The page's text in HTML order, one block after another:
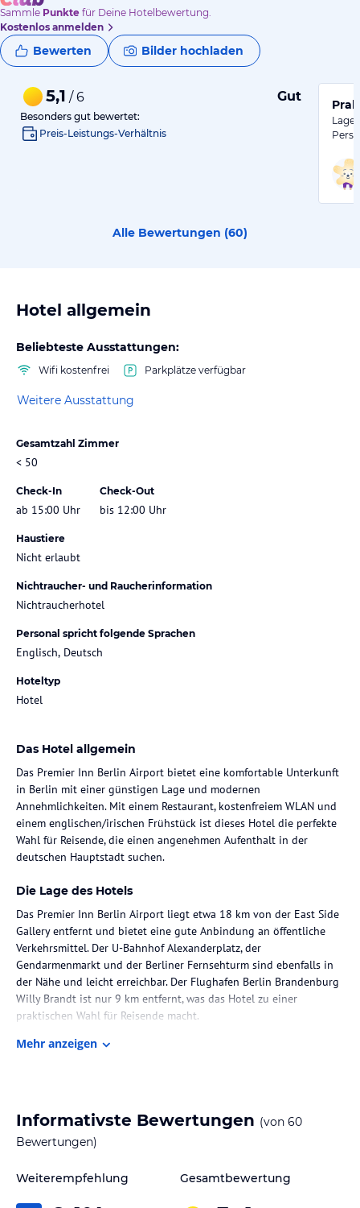
Sammle Punkte für Deine Hotelbewertung.
Kostenlos anmelden
Bewerten Bilder hochladen
5,1 / 6 Gut
Besonders gut bewertet:
Preis-Leistungs-Verhältnis
Alle Bewertungen (60)
Hotel allgemein
Beliebteste Ausstattungen:
Wifi kostenfrei Parkplätze verfügbar
Weitere Ausstattung
Gesamtzahl Zimmer
< 50
Check-In
ab 15:00 Uhr
Check-Out
bis 12:00 Uhr
Haustiere
Nicht erlaubt
Nichtraucher- und Raucherinformation
Nichtraucherhotel
Personal spricht folgende Sprachen
Englisch, Deutsch
Hoteltyp
Hotel
Das Hotel allgemein
Das Premier Inn Berlin Airport bietet eine komfortable Unterkunft
in Berlin mit einer günstigen Lage und modernen
Annehmlichkeiten. Mit einem Restaurant, kostenfreiem WLAN und
einem englischen/irischen Frühstück ist dieses Hotel die perfekte
Wahl für Reisende, die einen angenehmen Aufenthalt in der
deutschen Hauptstadt suchen.
Die Lage des Hotels
Das Premier Inn Berlin Airport liegt etwa 18 km von der East Side
Gallery entfernt und bietet eine gute Anbindung an öffentliche
Verkehrsmittel. Der U-Bahnhof Alexanderplatz, der
Gendarmenmarkt und der Berliner Fernsehturm sind ebenfalls in
der Nähe und leicht erreichbar. Der Flughafen Berlin Brandenburg
Willy Brandt ist nur 9 km entfernt, was das Hotel zu einer
praktischen Wahl für Reisende macht.
Zimmer / Unterbringung im Hotel
Handtücher sind vorhanden. Klimaanlage sorgt für angenehme
Temperaturen und ein Kleiderschrank bietet ausreichend
Mehr anzeigen
Informativste Bewertungen (von 60
Bewertungen)
Weiterempfehlung Gesamtbewertung